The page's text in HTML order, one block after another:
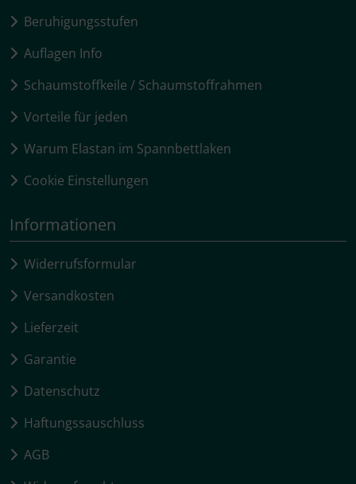
Beruhigungsstufen
Auflagen Info
Schaumstoffkeile / Schaumstoffrahmen
Vorteile für jeden
Warum Elastan im Spannbettlaken
Cookie Einstellungen
Informationen
Widerrufsformular
Versandkosten
Lieferzeit
Garantie
Datenschutz
Haftungssauschluss
AGB